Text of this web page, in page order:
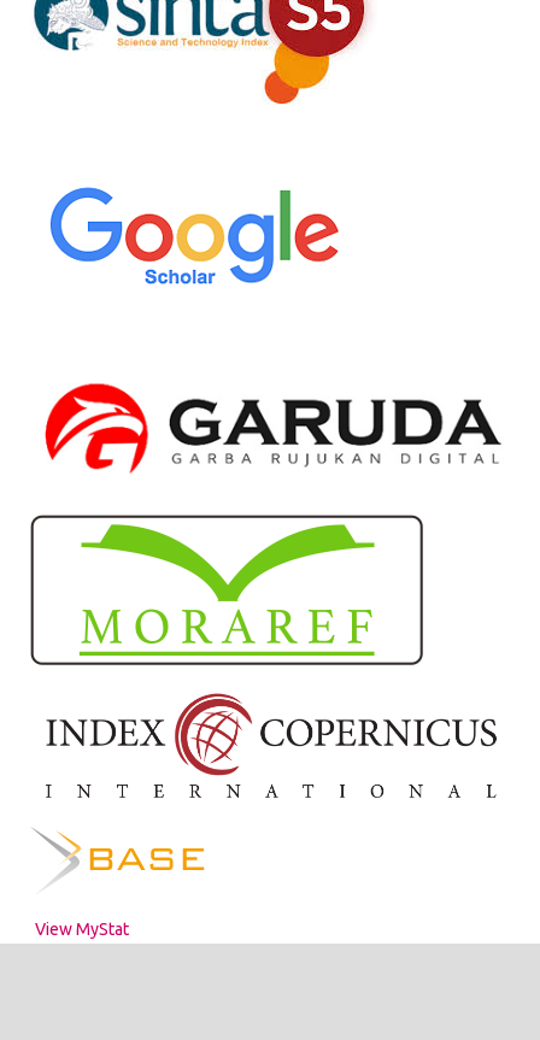
View MyStat